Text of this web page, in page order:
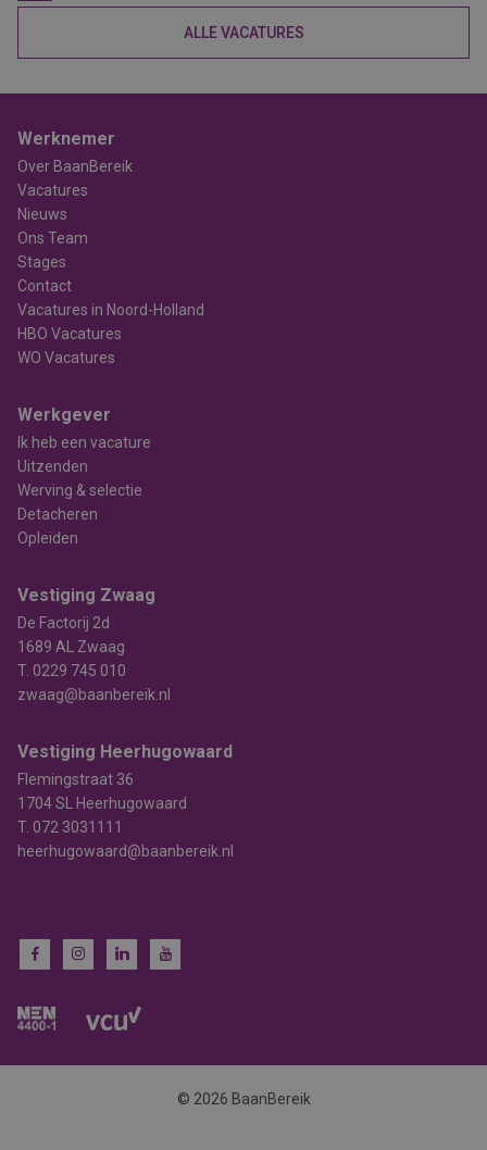
ALLE VACATURES
Werknemer
Over BaanBereik
Vacatures
Nieuws
Ons Team
Stages
Contact
Vacatures in Noord-Holland
HBO Vacatures
WO Vacatures
Werkgever
Ik heb een vacature
Uitzenden
Werving & selectie
Detacheren
Opleiden
Vestiging Zwaag
De Factorij 2d
1689 AL Zwaag
T. 0229 745 010
zwaag@baanbereik.nl
Vestiging Heerhugowaard
Flemingstraat 36
1704 SL Heerhugowaard
T. 072 3031111
heerhugowaard@baanbereik.nl
© 2026 BaanBereik